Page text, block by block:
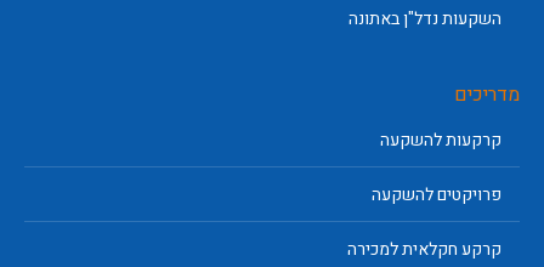
השקעות נדל"ן באתונה
מדריכים
קרקעות להשקעה
פרויקטים להשקעה
קרקע חקלאית למכירה